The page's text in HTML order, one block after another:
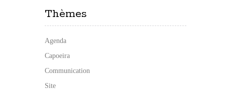
Thèmes
Agenda
Capoeira
Communication
Site